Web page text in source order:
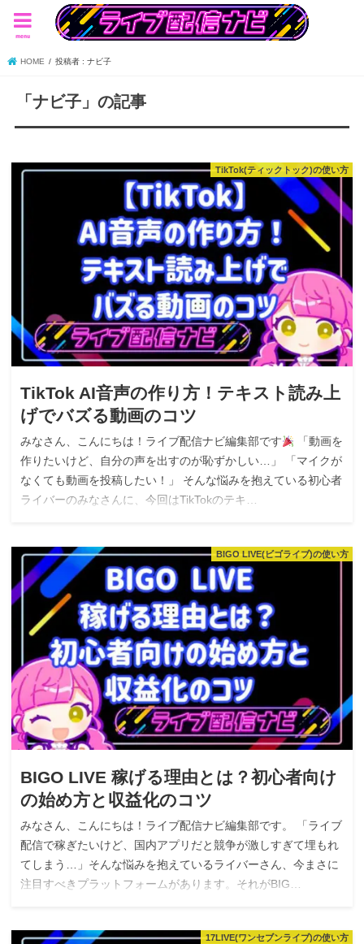
menu
HOME 投稿者 : ナビ子
「ナビ子」の記事
TikTok(ティックトック)の使い方
TikTok AI音声の作り方！テキスト読み上
げでバズる動画のコツ
みなさん、こんにちは！ライブ配信ナビ編集部です
「動画を
作りたいけど、自分の声を出すのが恥ずかしい…」 「マイクが
なくても動画を投稿したい！」 そんな悩みを抱えている初心者
ライバーのみなさんに、今回はTikTokのテキ…
BIGO LIVE(ビゴライブ)の使い方
BIGO LIVE 稼げる理由とは？初心者向け
の始め方と収益化のコツ
みなさん、こんにちは！ライブ配信ナビ編集部です。 「ライブ
配信で稼ぎたいけど、国内アプリだと競争が激しすぎて埋もれ
てしまう…」そんな悩みを抱えているライバーさん、今まさに
注目すべきプラットフォームがあります。それがBIG…
17LIVE(ワンセブンライブ)の使い方